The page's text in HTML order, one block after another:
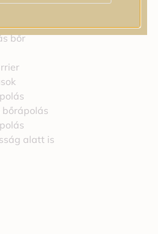
bőr
bőrápolás
alatt is